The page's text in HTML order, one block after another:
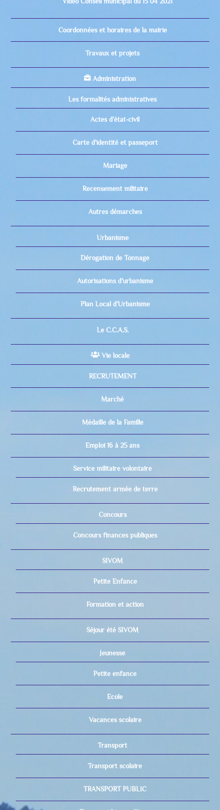
Coordonnées et horaires de la mairie
Travaux et projets
Administration
Les formalités administratives
Actes d’état-civil
Carte d’identité et passeport
Mariage
Recensement militaire
Autres démarches
Urbanisme
Dérogation de Tonnage
Autorisations d’urbanisme
Plan Local d’Urbanisme
Le C.C.A.S.
Vie locale
RECRUTEMENT
Marché
Médaille de la Famille
Emploi 16 à 25 ans
Service militaire volontaire
Recrutement armée de terre
Concours
Concours finances publiques
SIVOM
Petite Enfance
Formation et action
Séjour été SIVOM
Jeunesse
Petite enfance
Ecole
Vacances scolaire
Transport
Transport scolaire
TRANSPORT PUBLIC